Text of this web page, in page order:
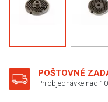
POŠTOVNÉ
Pri objednávke nad